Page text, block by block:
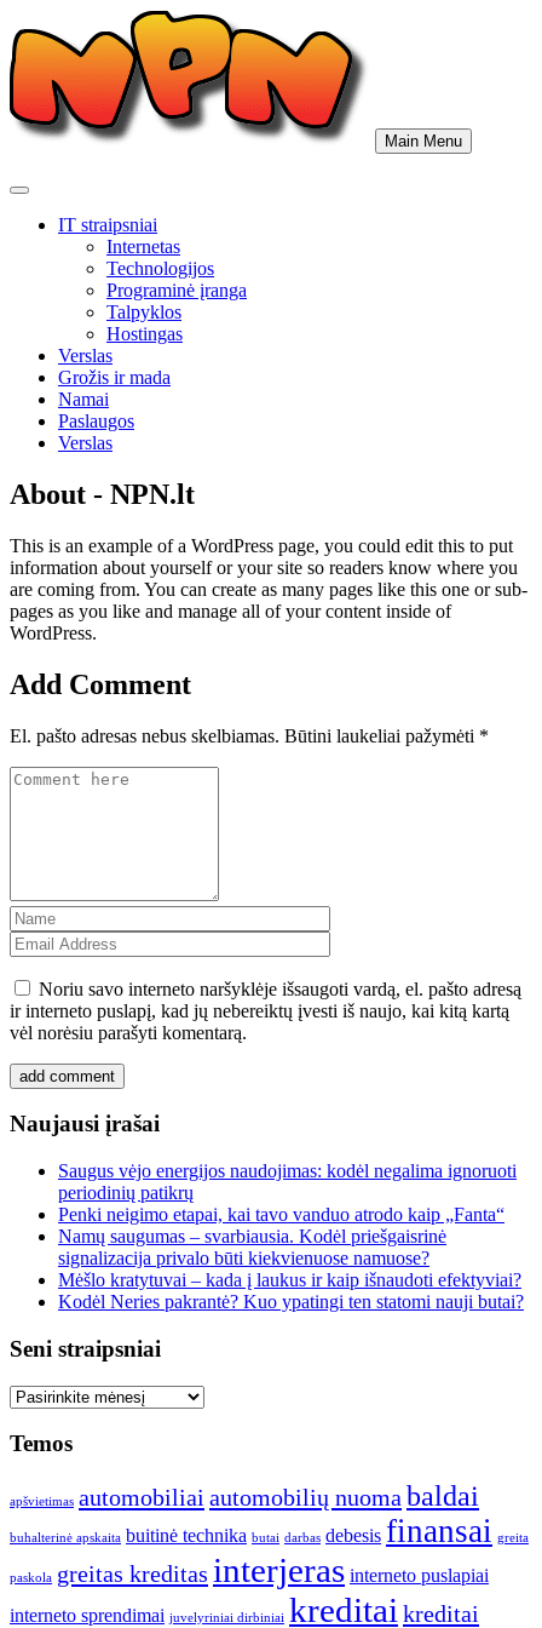
to
content
Main Menu
IT straipsniai
Internetas
Technologijos
Programinė įranga
Talpyklos
Hostingas
Verslas
Grožis ir mada
Namai
Paslaugos
Verslas
About - NPN.lt
This is an example of a WordPress page, you could edit this to put
information about yourself or your site so readers know where you
are coming from. You can create as many pages like this one or sub-
pages as you like and manage all of your content inside of
WordPress.
Add Comment
El. pašto adresas nebus skelbiamas. Būtini laukeliai pažymėti *
Noriu savo interneto naršyklėje išsaugoti vardą, el. pašto adresą
ir interneto puslapį, kad jų nebereiktų įvesti iš naujo, kai kitą kartą
vėl norėsiu parašyti komentarą.
Naujausi įrašai
Saugus vėjo energijos naudojimas: kodėl negalima ignoruoti
periodinių patikrų
Penki neigimo etapai, kai tavo vanduo atrodo kaip „Fanta“
Namų saugumas – svarbiausia. Kodėl priešgaisrinė
signalizacija privalo būti kiekvienuose namuose?
Mėšlo kratytuvai – kada į laukus ir kaip išnaudoti efektyviai?
Kodėl Neries pakrantė? Kuo ypatingi ten statomi nauji butai?
Seni straipsniai
Seni
Temos
apšvietimas automobiliai automobilių nuoma baldai
buhalterinė apskaita buitinė technika butai darbas debesis finansai greita
paskola greitas kreditas interjeras interneto puslapiai
interneto sprendimai juvelyriniai dirbiniai kreditai kreditai